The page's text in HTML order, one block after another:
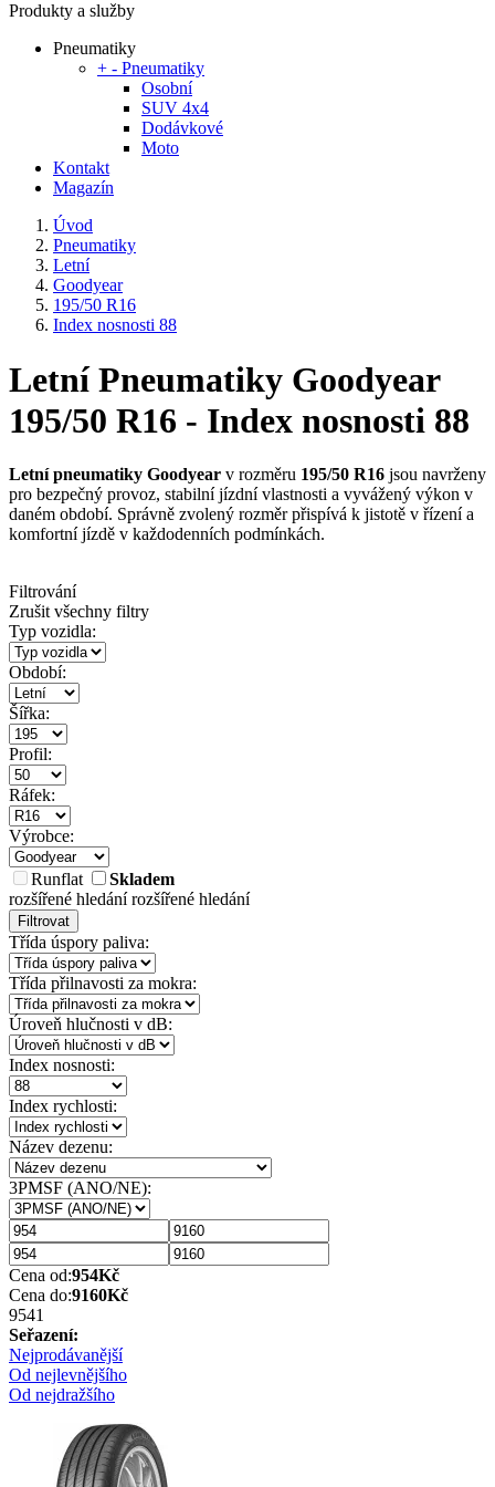
Produkty a služby
Pneumatiky
+ - Pneumatiky
Osobní
SUV 4x4
Dodávkové
Moto
Kontakt
Magazín
Úvod
Pneumatiky
Letní
Goodyear
195/50 R16
Index nosnosti 88
Letní Pneumatiky Goodyear
195/50 R16 - Index nosnosti 88
Letní pneumatiky Goodyear v rozměru 195/50 R16 jsou navrženy
pro bezpečný provoz, stabilní jízdní vlastnosti a vyvážený výkon v
daném období. Správně zvolený rozměr přispívá k jistotě v řízení a
komfortní jízdě v každodenních podmínkách.
Filtrování
Zrušit všechny filtry
Typ vozidla:
Období:
Šířka:
Profil:
Ráfek:
Výrobce:
Runflat
Skladem
rozšířené hledánírozšířené hledání
Filtrovat
Třída úspory paliva:
Třída přilnavosti za mokra:
Úroveň hlučnosti v dB:
Index nosnosti:
Index rychlosti:
Název dezenu:
3PMSF (ANO/NE):
Cena od:954Kč
Cena do:9160Kč
9541
Seřazení:
Nejprodávanější
Od nejlevnějšího
Od nejdražšího